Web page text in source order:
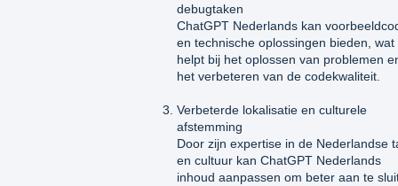
debugtaken
ChatGPT Nederlands kan
en technische oplossingen bieden, wat
helpt bij het oplossen van problemen
het verbeteren van de codekwaliteit.
Verbeterde lokalisatie en culturele
afstemming
Door zijn expertise in de Nederlandse
en cultuur kan ChatGPT Nederlands
inhoud aanpassen om beter aan te